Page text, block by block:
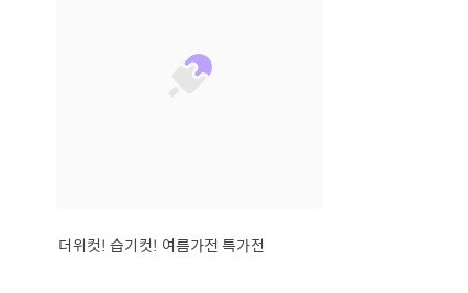
더위컷! 습기컷! 여름가전 특가전